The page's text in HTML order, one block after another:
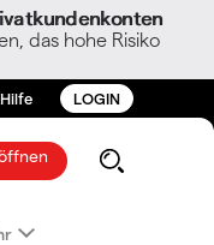
das hohe Risiko
Hilfe LOGIN